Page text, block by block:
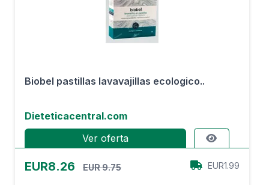
Biobel pastillas lavavajillas ecologico..
Dieteticacentral.com
Ver oferta
EUR8.26 EUR 9.75 EUR1.99